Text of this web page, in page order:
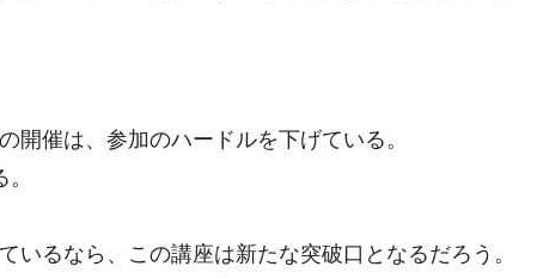
開催は、参加のハードルを下げている。
るなら、この講座は新たな突破口となるだろう。